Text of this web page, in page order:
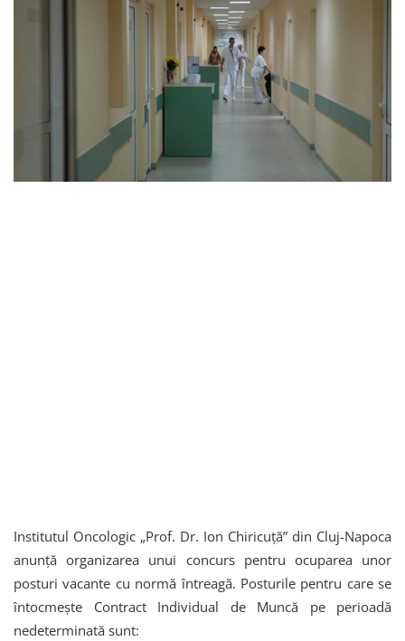
Institutul Oncologic „Prof. Dr. Ion Chiricuță” din Cluj-Napoca
anunță organizarea unui concurs pentru ocuparea unor
posturi vacante cu normă întreagă. Posturile pentru care se
întocmește Contract Individual de Muncă pe perioadă
nedeterminată sunt: